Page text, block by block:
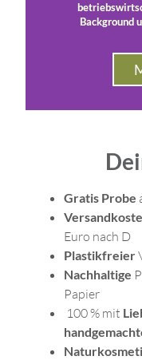
Background
Gratis Probe
Euro nach D
Plastikfreier
Nachhaltige
Papier
100 % mit